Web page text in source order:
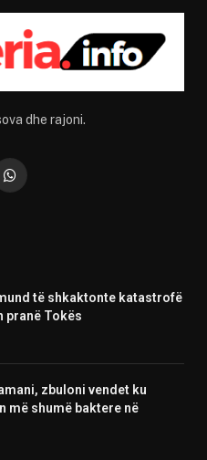
dhe rajoni.
WhatsApp
të shkaktonte katastrofë
pranë Tokës
zbuloni vendet ku
më shumë baktere në